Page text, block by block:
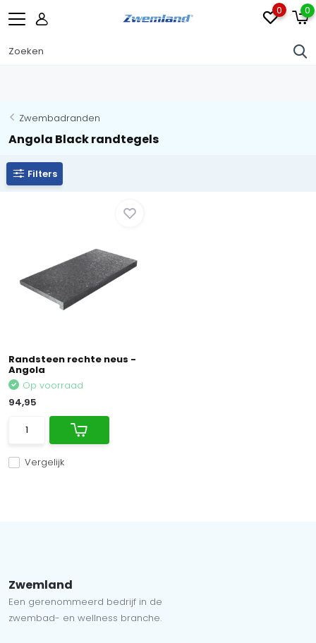
0 0
Zwembadranden
Angola Black randtegels
Filters
Randsteen rechte neus -
Angola
Vergelijk
Op voorraad
94,95
Zwemland
Een gerenommeerd bedrijf in de
zwembad- en wellness branche.